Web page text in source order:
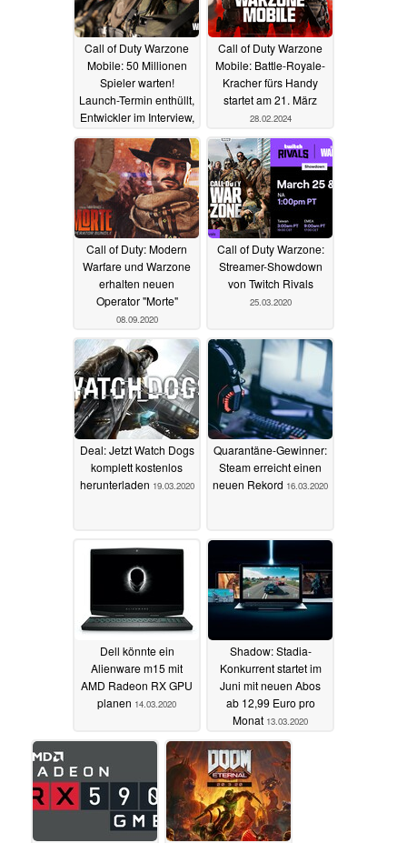
Call of Duty Warzone
Mobile: 50 Millionen
Spieler warten!
Launch-Termin enthüllt,
Entwickler im Interview,
Countdown läuft
29.02.2024
Call of Duty Warzone
Mobile: Battle-Royale-
Kracher fürs Handy
startet am 21. März
28.02.2024
Call of Duty: Modern
Warfare und Warzone
erhalten neuen
Operator "Morte"
08.09.2020
Call of Duty Warzone:
Streamer-Showdown
von Twitch Rivals
25.03.2020
Deal: Jetzt Watch Dogs
komplett kostenlos
herunterladen 19.03.2020
Quarantäne-Gewinner:
Steam erreicht einen
neuen Rekord 16.03.2020
Dell könnte ein
Alienware m15 mit
AMD Radeon RX GPU
planen 14.03.2020
Shadow: Stadia-
Konkurrent startet im
Juni mit neuen Abos
ab 12,99 Euro pro
Monat 13.03.2020